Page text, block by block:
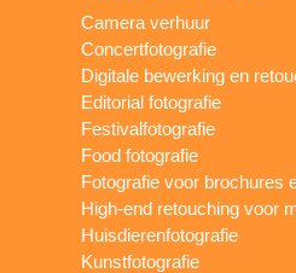
Camera verhuur
Concertfotografie
Digitale bewerking en
Editorial fotografie
Festivalfotografie
Food fotografie
Fotografie voor brochures
High-end retouching voor
Huisdierenfotografie
Kunstfotografie